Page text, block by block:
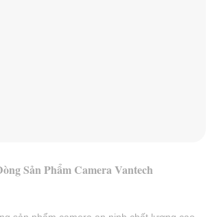
Sản Phẩm Camera Vantech